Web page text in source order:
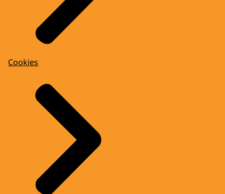
Cookies